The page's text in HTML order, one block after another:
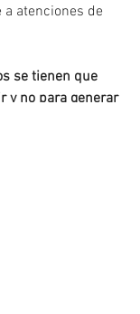
atenciones de
se tienen que
y no para generar